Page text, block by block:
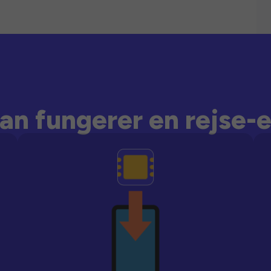
fungerer en rejse-